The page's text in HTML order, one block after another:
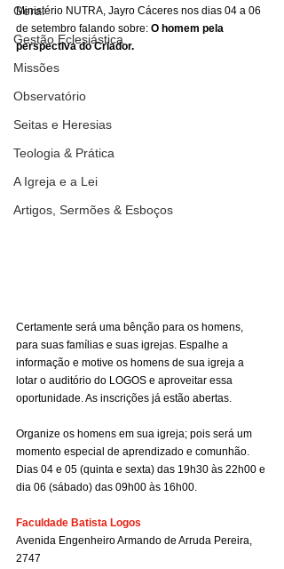
Geral
Gestão Eclesiástica
Missões
Observatório
Seitas e Heresias
Teologia & Prática
A Igreja e a Lei
Artigos, Sermões & Esboços
Ministério NUTRA, Jayro Cáceres nos dias 04 a 06
de setembro falando sobre: O homem pela
perspectiva do Criador.
Certamente será uma bênção para os homens,
para suas famílias e suas igrejas. Espalhe a
informação e motive os homens de sua igreja a
lotar o auditório do LOGOS e aproveitar essa
oportunidade. As inscrições já estão abertas.
Organize os homens em sua igreja; pois será um
momento especial de aprendizado e comunhão.
Dias 04 e 05 (quinta e sexta) das 19h30 às 22h00 e
dia 06 (sábado) das 09h00 às 16h00.
Faculdade Batista Logos
Avenida Engenheiro Armando de Arruda Pereira,
2747